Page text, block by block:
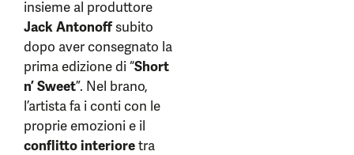
insieme al produttore
Jack Antonoffsubito
dopo aver consegnato la
prima edizione di “Short
n’ Sweet”. Nel brano,
l’artista fa i conti con le
proprie emozioni e il
conflitto interioretra